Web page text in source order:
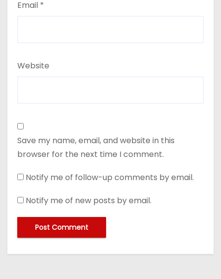
Email *
Website
Save my name, email, and website in this
browser for the next time I comment.
Notify me of follow-up comments by email.
Notify me of new posts by email.